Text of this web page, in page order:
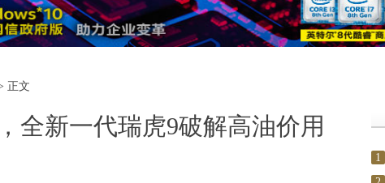
正文
全新一代瑞虎9破解高油价用
1